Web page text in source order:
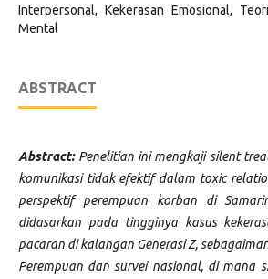
Interpersonal, Kekerasan Emosional,
Mental
ABSTRACT
Abstract: Penelitian ini mengkaji silent
komunikasi tidak efektif dalam toxic
perspektif perempuan korban di
didasarkan pada tingginya kasus
pacaran di kalangan Generasi Z,
Perempuan dan survei nasional, di mana